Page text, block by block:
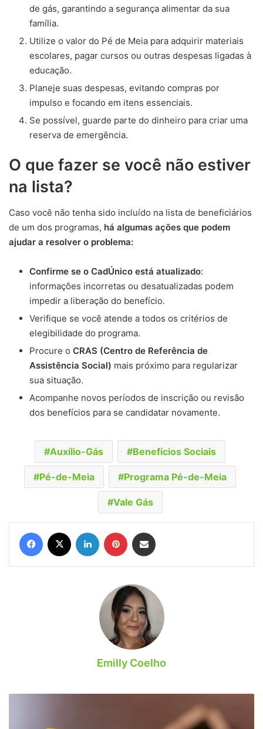
de gás, garantindo a segurança alimentar da sua
família.
Utilize o valor do Pé de Meia para adquirir materiais
escolares, pagar cursos ou outras despesas ligadas à
educação.
Planeje suas despesas, evitando compras por
impulso e focando em itens essenciais.
Se possível, guarde parte do dinheiro para criar uma
reserva de emergência.
O que fazer se você não estiver
na lista?
Caso você não tenha sido incluído na lista de beneficiários
de um dos programas, há algumas ações que podem
ajudar a resolver o problema:
Confirme se o CadÚnico está atualizado:
informações incorretas ou desatualizadas podem
impedir a liberação do benefício.
Verifique se você atende a todos os critérios de
elegibilidade do programa.
Procure o CRAS (Centro de Referência de
Assistência Social) mais próximo para regularizar
sua situação.
Acompanhe novos períodos de inscrição ou revisão
dos benefícios para se candidatar novamente.
Auxílio-Gás Benefícios Sociais
Pé-de-Meia Programa Pé-de-Meia
Vale Gás
Facebook Linkedin Pinterest
Emilly Coelho